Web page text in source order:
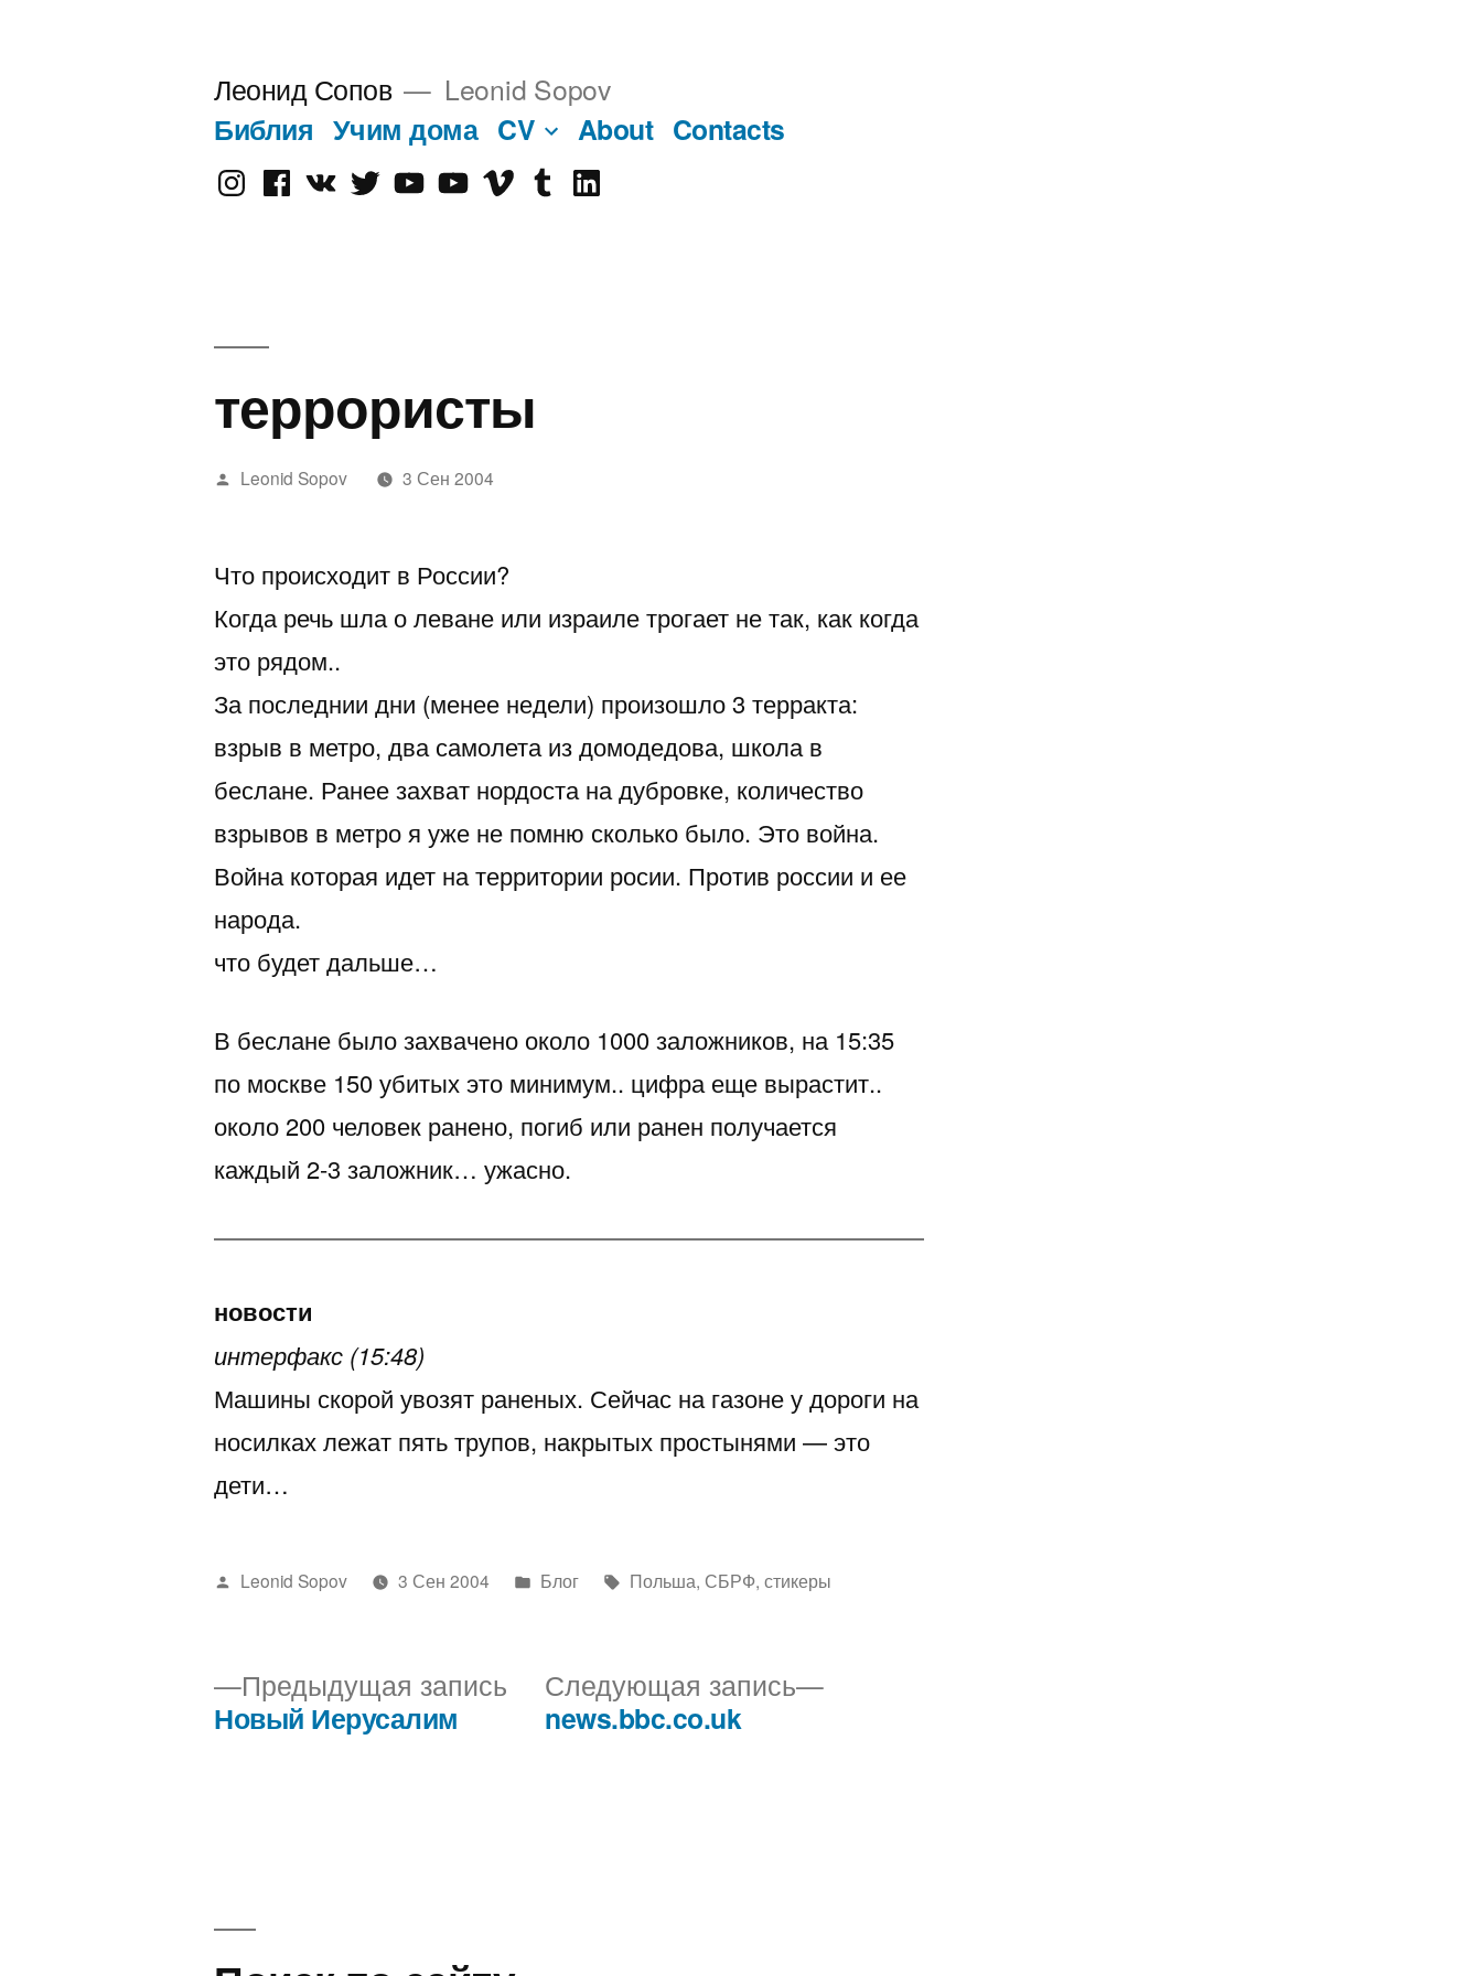
Леонид Сопов Leonid Sopov
Библия Учим дома CV About Contacts
InstagramFacebook
VK TwitterYoutube
Old Vimeotumblrlinkedin
террористы
Написано
Leonid Sopov 3 Сен 2004
Что происходит в России?
Когда речь шла о леване или израиле трогает не так, как когда
это рядом..
За последнии дни (менее недели) произошло 3 терракта:
взрыв в метро, два самолета из домодедова, школа в
беслане. Ранее захват нордоста на дубровке, количество
взрывов в метро я уже не помню сколько было. Это война.
Война которая идет на территории росии. Против россии и ее
народа.
что будет дальше…
В беслане было захвачено около 1000 заложников, на 15:35
по москве 150 убитых это минимум.. цифра еще вырастит..
около 200 человек ранено, погиб или ранен получается
каждый 2-3 заложник… ужасно.
новости
интерфакс (15:48)
Машины скорой увозят раненых. Сейчас на газоне у дороги на
носилках лежат пять трупов, накрытых простынями — это
дети…
Написано
Leonid Sopov 3 Сен 2004
Написано
Блог Метки:
Польша, СБРФ, стикеры
Навигация
Предыдущая запись Предыдущая
запись:
Новый Иерусалим
Следующая запись
Следующая
news.bbc.co.uk